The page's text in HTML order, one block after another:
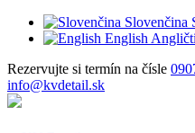
Slovenčina
English
Rezervujte si termín na čísle
info@kvdetail.sk